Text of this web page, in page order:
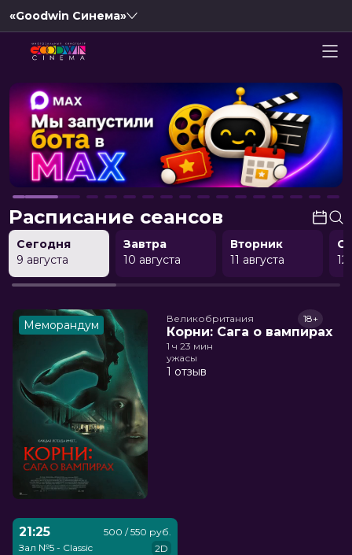
«Goodwin Синема»
Расписание сеансов
Сегодня
9 августа
Завтра
10 августа
Вторник
11 августа
12
Меморандум Великобритания
Корни: Сага о вампирах
18+
1 ч 23 мин
ужасы
1 отзыв
21:25
Зал №5 - Classic
500 / 550 руб.
2D